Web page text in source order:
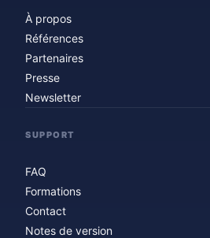
À propos
Références
Partenaires
Presse
Newsletter
SUPPORT
FAQ
Formations
Contact
Notes de version